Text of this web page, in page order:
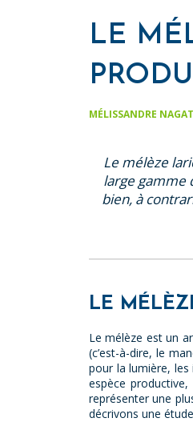
LE
MÉLISSANDRE
Le mélèze
large gamme
bien, à
LE
Le mélèze est un
(c’est-à-dire, le
pour la lumière, les
espèce
représenter une
décrivons une